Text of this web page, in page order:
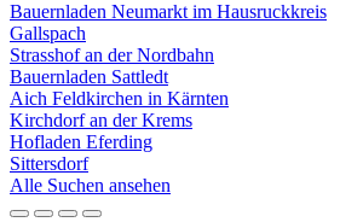
Bauernladen Neumarkt im Hausruckkreis
Gallspach
Strasshof an der Nordbahn
Bauernladen Sattledt
Aich Feldkirchen in Kärnten
Kirchdorf an der Krems
Hofladen Eferding
Sittersdorf
Alle Suchen ansehen